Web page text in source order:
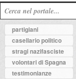
partigiani
casellario politico
stragi nazifasciste
volontari di Spagna
testimonianze